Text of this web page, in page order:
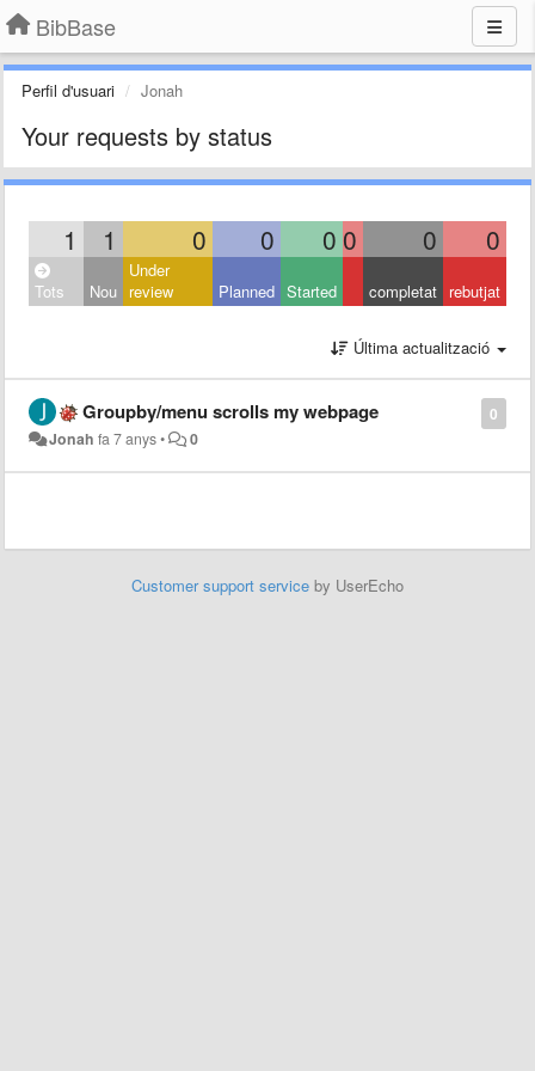
BibBase
Perfil d'usuari Jonah
Your requests by status
1 1 0 0 0 0 0 0
Tots Nou
Under
review
Planned Started completat rebutjat
Última actualització
0
Groupby/menu scrolls my webpage
Jonah fa 7 anys• 0
Customer support service by UserEcho